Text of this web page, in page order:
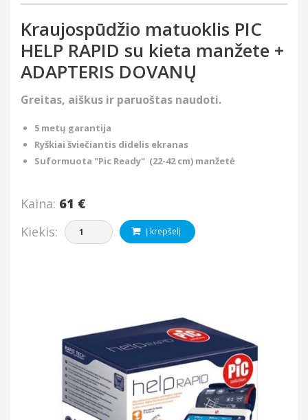
antgalis
Kraujospūdžio matuoklis PIC
HELP RAPID su kieta manžete +
ADAPTERIS DOVANŲ
Greitas, aiškus ir paruoštas naudoti.
5 metų garantija
Ryškiai šviečiantis didelis ekranas
Suformuota "Pic Ready" (22-42 cm) manžetė
Kaina: 61 €
Kiekis:
Į krepšelį